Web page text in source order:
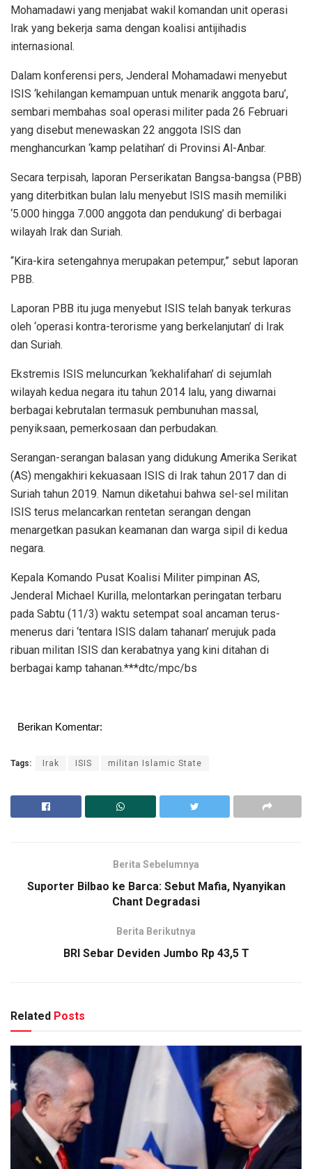
Mohamadawi yang menjabat wakil komandan unit operasi
Irak yang bekerja sama dengan koalisi antijihadis
internasional.
Dalam konferensi pers, Jenderal Mohamadawi menyebut
ISIS ‘kehilangan kemampuan untuk menarik anggota baru’,
sembari membahas soal operasi militer pada 26 Februari
yang disebut menewaskan 22 anggota ISIS dan
menghancurkan ‘kamp pelatihan’ di Provinsi Al-Anbar.
Secara terpisah, laporan Perserikatan Bangsa-bangsa (PBB)
yang diterbitkan bulan lalu menyebut ISIS masih memiliki
‘5.000 hingga 7.000 anggota dan pendukung’ di berbagai
wilayah Irak dan Suriah.
“Kira-kira setengahnya merupakan petempur,” sebut laporan
PBB.
Laporan PBB itu juga menyebut ISIS telah banyak terkuras
oleh ‘operasi kontra-terorisme yang berkelanjutan’ di Irak
dan Suriah.
Ekstremis ISIS meluncurkan ‘kekhalifahan’ di sejumlah
wilayah kedua negara itu tahun 2014 lalu, yang diwarnai
berbagai kebrutalan termasuk pembunuhan massal,
penyiksaan, pemerkosaan dan perbudakan.
Serangan-serangan balasan yang didukung Amerika Serikat
(AS) mengakhiri kekuasaan ISIS di Irak tahun 2017 dan di
Suriah tahun 2019. Namun diketahui bahwa sel-sel militan
ISIS terus melancarkan rentetan serangan dengan
menargetkan pasukan keamanan dan warga sipil di kedua
negara.
Kepala Komando Pusat Koalisi Militer pimpinan AS,
Jenderal Michael Kurilla, melontarkan peringatan terbaru
pada Sabtu (11/3) waktu setempat soal ancaman terus-
menerus dari ‘tentara ISIS dalam tahanan’ merujuk pada
ribuan militan ISIS dan kerabatnya yang kini ditahan di
berbagai kamp tahanan.***dtc/mpc/bs
Berikan Komentar:
Tags: Irak ISIS militan Islamic State
Berita Sebelumnya
Suporter Bilbao ke Barca: Sebut Mafia, Nyanyikan
Chant Degradasi
Berita Berikutnya
BRI Sebar Deviden Jumbo Rp 43,5 T
Related Posts